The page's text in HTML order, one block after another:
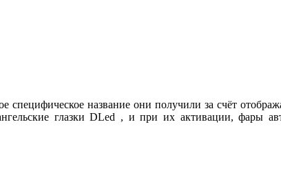
специфическое название они получили за счёт
глазки DLed , и при их активации, фары